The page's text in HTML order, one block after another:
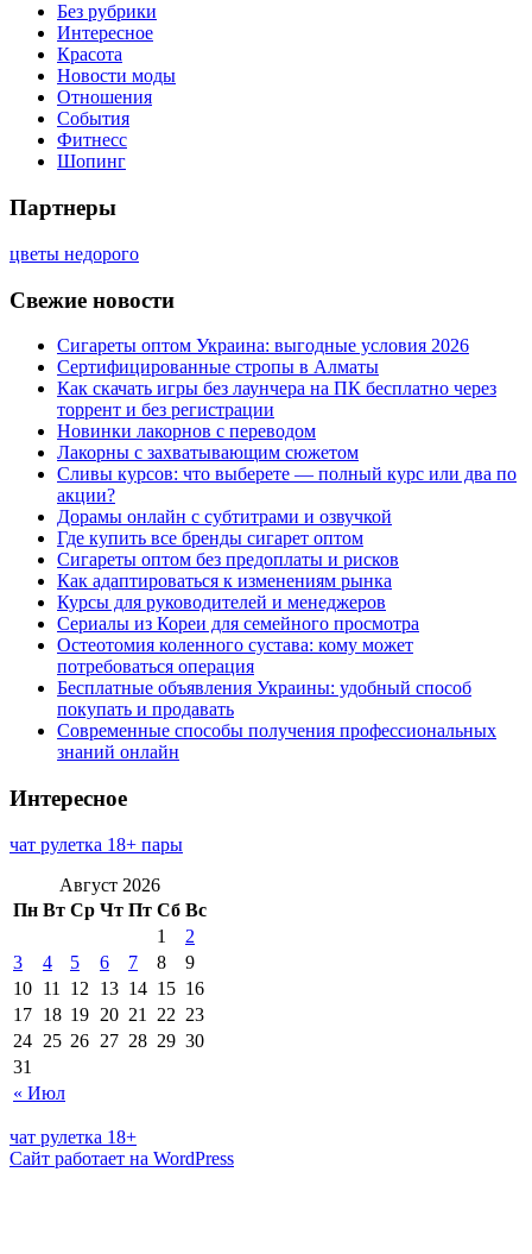
Без рубрики
Интересное
Красота
Новости моды
Отношения
События
Фитнесс
Шопинг
Партнеры
цветы недорого
Свежие новости
Сигареты оптом Украина: выгодные условия 2026
Сертифицированные стропы в Алматы
Как скачать игры без лаунчера на ПК бесплатно через
торрент и без регистрации
Новинки лакорнов с переводом
Лакорны с захватывающим сюжетом
Сливы курсов: что выберете — полный курс или два по
акции?
Дорамы онлайн с субтитрами и озвучкой
Где купить все бренды сигарет оптом
Сигареты оптом без предоплаты и рисков
Как адаптироваться к изменениям рынка
Курсы для руководителей и менеджеров
Сериалы из Кореи для семейного просмотра
Остеотомия коленного сустава: кому может
потребоваться операция
Бесплатные объявления Украины: удобный способ
покупать и продавать
Современные способы получения профессиональных
знаний онлайн
Интересное
чат рулетка 18+ пары
Август 2026
Пн Вт Ср Чт Пт Сб Вс
« Июл
1
2
3
4 5 6 7 8
9
10 11 12 13 14 15 16
17 18 19 20 21 22 23
24 25 26 27 28 29 30
31
чат рулетка 18+
Сайт работает на WordPress